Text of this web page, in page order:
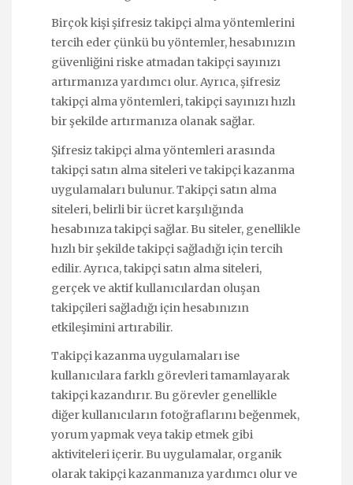
Birçok kişi şifresiz takipçi alma yöntemlerini
tercih eder çünkü bu yöntemler, hesabınızın
güvenliğini riske atmadan takipçi sayınızı
artırmanıza yardımcı olur. Ayrıca, şifresiz
takipçi alma yöntemleri, takipçi sayınızı hızlı
bir şekilde artırmanıza olanak sağlar.
Şifresiz takipçi alma yöntemleri arasında
takipçi satın alma siteleri ve takipçi kazanma
uygulamaları bulunur. Takipçi satın alma
siteleri, belirli bir ücret karşılığında
hesabınıza takipçi sağlar. Bu siteler, genellikle
hızlı bir şekilde takipçi sağladığı için tercih
edilir. Ayrıca, takipçi satın alma siteleri,
gerçek ve aktif kullanıcılardan oluşan
takipçileri sağladığı için hesabınızın
etkileşimini artırabilir.
Takipçi kazanma uygulamaları ise
kullanıcılara farklı görevleri tamamlayarak
takipçi kazandırır. Bu görevler genellikle
diğer kullanıcıların fotoğraflarını beğenmek,
yorum yapmak veya takip etmek gibi
aktiviteleri içerir. Bu uygulamalar, organik
olarak takipçi kazanmanıza yardımcı olur ve